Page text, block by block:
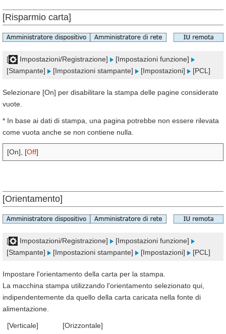
[Risparmio carta]
[ Impostazioni/Registrazione]
[Impostazioni funzione]
[Stampante]
[Impostazioni stampante] [Impostazioni] [PCL]
Selezionare [On] per disabilitare la stampa delle pagine considerate
vuote.
* In base ai dati di stampa, una pagina potrebbe non essere rilevata
come vuota anche se non contiene nulla.
[On], [Off]
[Orientamento]
[ Impostazioni/Registrazione]
[Impostazioni funzione]
[Stampante]
[Impostazioni stampante] [Impostazioni] [PCL]
Impostare l'orientamento della carta per la stampa.
La macchina stampa utilizzando l'orientamento selezionato qui,
indipendentemente da quello della carta caricata nella fonte di
alimentazione.
[Verticale] [Orizzontale]